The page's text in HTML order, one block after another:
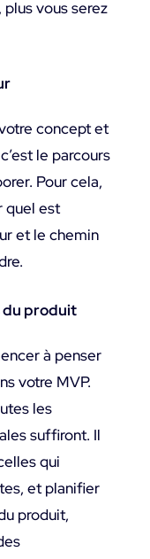
plus vous serez
concept et
le parcours
Pour cela,
quel est
et le chemin
du produit
à penser
votre MVP.
les
suffiront. Il
qui
et planifier
produit,